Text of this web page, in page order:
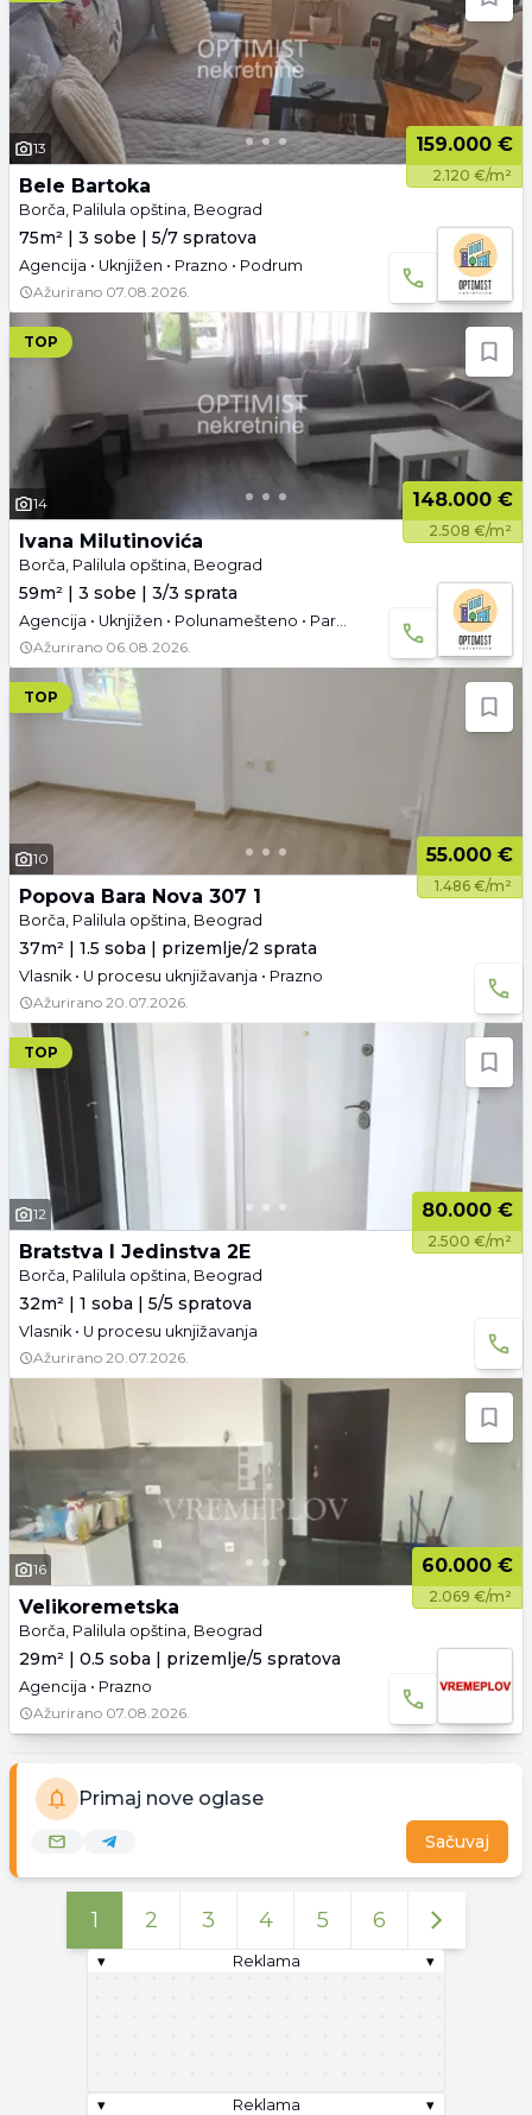
13 159.000 €
2.120 €/m²
Bele Bartoka
Borča, Palilula opština, Beograd
75m² | 3 sobe | 5/7 spratova
Agencija • Uknjižen • Prazno • Podrum
Ažurirano 07.08.2026.
TOP
14 148.000 €
2.508 €/m²
Ivana Milutinovića
Borča, Palilula opština, Beograd
59m² | 3 sobe | 3/3 sprata
Agencija • Uknjižen • Polunamešteno • Parking
Ažurirano 06.08.2026.
TOP
10 55.000 €
1.486 €/m²
Popova Bara Nova 307 1
Borča, Palilula opština, Beograd
37m² | 1.5 soba | prizemlje/2 sprata
Vlasnik • U procesu uknjižavanja • Prazno
Ažurirano 20.07.2026.
TOP
12 80.000 €
2.500 €/m²
Bratstva I Jedinstva 2E
Borča, Palilula opština, Beograd
32m² | 1 soba | 5/5 spratova
Vlasnik • U procesu uknjižavanja
Ažurirano 20.07.2026.
16 60.000 €
2.069 €/m²
Velikoremetska
Borča, Palilula opština, Beograd
29m² | 0.5 soba | prizemlje/5 spratova
Agencija • Prazno
Ažurirano 07.08.2026.
Primaj nove oglase
Sačuvaj
1 2 3 4 5 6
▾ Reklama ▾
▾ Reklama ▾